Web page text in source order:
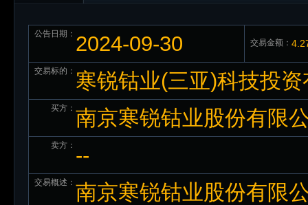
公告日期： 2024-09-30 交易金额：
交易标的： 寒锐钴业(三亚)科技投
买方： 南京寒锐钴业股份有限
卖方： --
交易概述： 南京寒锐钴业股份有限